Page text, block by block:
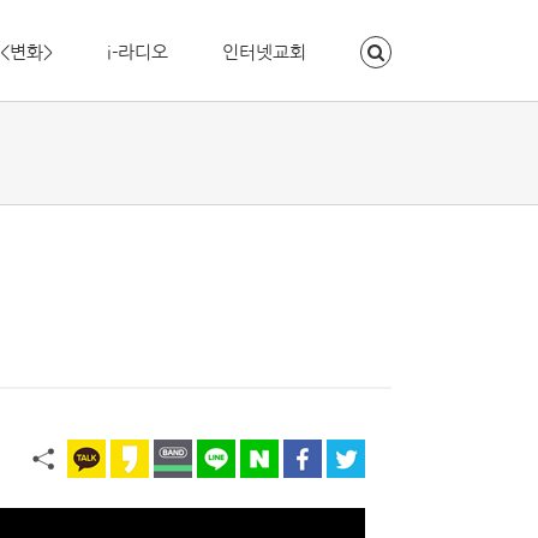
변화> i-라디오 인터넷교회